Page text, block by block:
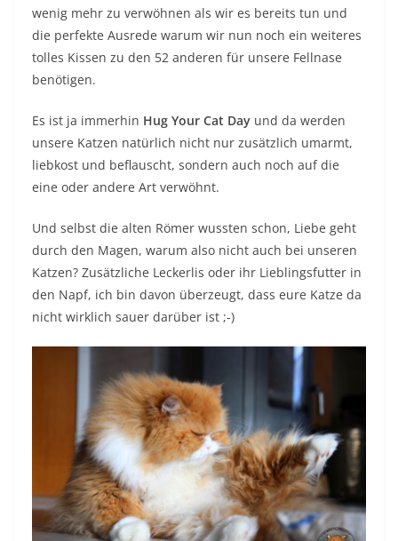
wenig mehr zu verwöhnen als wir es bereits tun und
die perfekte Ausrede warum wir nun noch ein weiteres
tolles Kissen zu den 52 anderen für unsere Fellnase
benötigen.
Es ist ja immerhin Hug Your Cat Day und da werden
unsere Katzen natürlich nicht nur zusätzlich umarmt,
liebkost und beflauscht, sondern auch noch auf die
eine oder andere Art verwöhnt.
Und selbst die alten Römer wussten schon, Liebe geht
durch den Magen, warum also nicht auch bei unseren
Katzen? Zusätzliche Leckerlis oder ihr Lieblingsfutter in
den Napf, ich bin davon überzeugt, dass eure Katze da
nicht wirklich sauer darüber ist ;-)